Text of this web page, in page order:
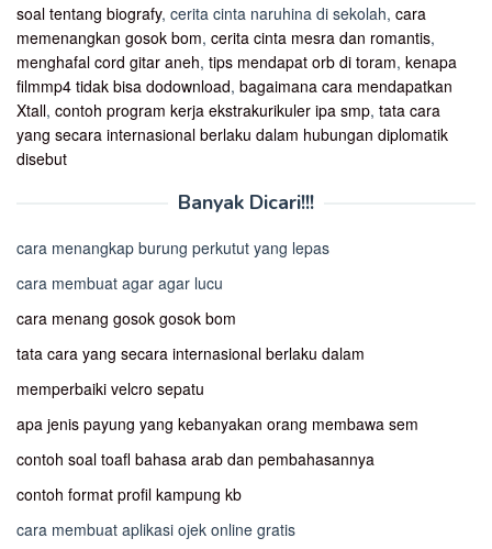
soal tentang biografy, cerita cinta naruhina di sekolah, cara
memenangkan gosok bom, cerita cinta mesra dan romantis,
menghafal cord gitar aneh, tips mendapat orb di toram, kenapa
filmmp4 tidak bisa dodownload, bagaimana cara mendapatkan
Xtall, contoh program kerja ekstrakurikuler ipa smp, tata cara
yang secara internasional berlaku dalam hubungan diplomatik
disebut
Banyak Dicari!!!
cara menangkap burung perkutut yang lepas
cara membuat agar agar lucu
cara menang gosok gosok bom
tata cara yang secara internasional berlaku dalam
memperbaiki velcro sepatu
apa jenis payung yang kebanyakan orang membawa sem
contoh soal toafl bahasa arab dan pembahasannya
contoh format profil kampung kb
cara membuat aplikasi ojek online gratis